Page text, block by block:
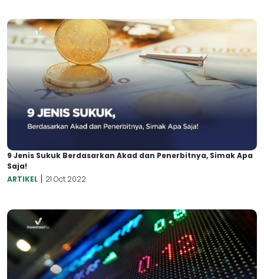
9 Jenis Sukuk Berdasarkan Akad dan Penerbitnya, Simak Apa
Saja!
ARTIKEL | 21 Oct 2022